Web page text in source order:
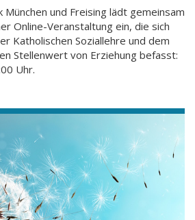
München und Freising lädt gemeinsam
Online-Veranstaltung ein, die sich
Katholischen Soziallehre und dem
Stellenwert von Erziehung befasst:
Uhr.